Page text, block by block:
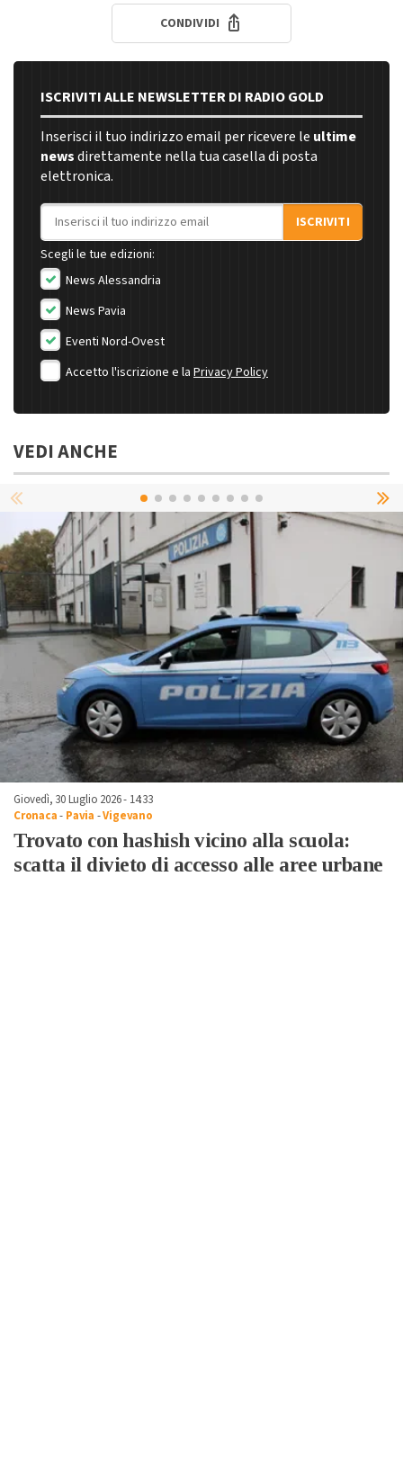
CONDIVIDI
ISCRIVITI ALLE NEWSLETTER DI RADIO GOLD
Inserisci il tuo indirizzo email per ricevere le ultime
newsdirettamente nella tua casella di posta
elettronica.
Indirizzo email
ISCRIVITI
Scegli le tue edizioni:
News Alessandria
News Pavia
Eventi Nord-Ovest
Accetto l'iscrizione e la Privacy Policy
VEDI ANCHE
Giovedì, 30 Luglio 2026 - 14:33
Cronaca- Pavia -Vigevano
Trovato con hashish vicino alla scuola:
scatta il divieto di accesso alle aree urbane